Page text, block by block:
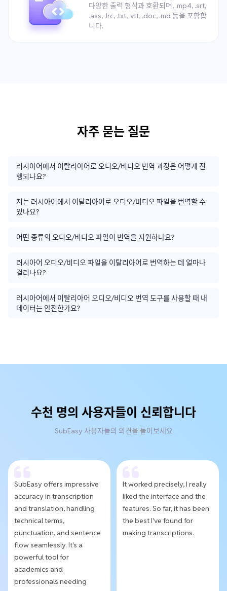
다양한 출력 형식과 호환되며, .mp4, .srt,
.ass, .lrc, .txt, .vtt, .doc, .md 등을 포함합
니다.
자주 묻는 질문
러시아어에서 이탈리아어로 오디오/비디오 번역 과정은 어떻게 진
행되나요?
저는 러시아어에서 이탈리아어로 오디오/비디오 파일을 번역할 수
있나요?
어떤 종류의 오디오/비디오 파일이 번역을 지원하나요?
러시아어 오디오/비디오 파일을 이탈리아어로 번역하는 데 얼마나
걸리나요?
러시아어에서 이탈리아어 오디오/비디오 번역 도구를 사용할 때 내
데이터는 안전한가요?
수천 명의 사용자들이 신뢰합니다
SubEasy 사용자들의 의견을 들어보세요
SubEasy offers impressive
accuracy in transcription
and translation, handling
technical terms,
punctuation, and sentence
flow seamlessly. It's a
powerful tool for
academics and
professionals needing
It worked precisely, I really
liked the interface and the
features. So far, it has been
the best I've found for
making transcriptions.